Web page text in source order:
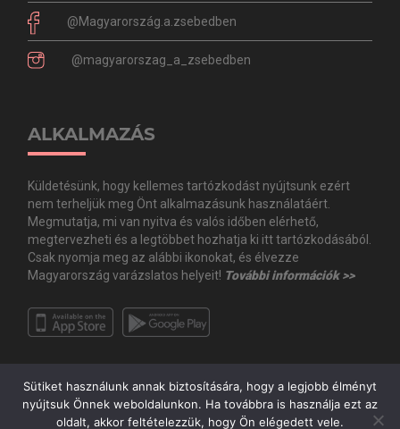
@Magyarország.a.zsebedben
@magyarorszag_a_zsebedben
ALKALMAZÁS
Küldetésünk, hogy kellemes tartózkodást nyújtsunk ezért
nem terheljük meg Önt alkalmazásunk használatáért.
Megmutatja, mi van nyitva és valós időben elérhető,
megtervezheti és a legtöbbet hozhatja ki itt tartózkodásából.
Csak nyomja meg az alábbi ikonokat, és élvezze
Magyarország varázslatos helyeit! További információk >>
Sütiket használunk annak biztosítására, hogy a legjobb élményt
nyújtsuk Önnek weboldalunkon. Ha továbbra is használja ezt az
oldalt, akkor feltételezzük, hogy Ön elégedett vele.